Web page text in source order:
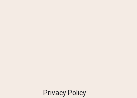
Privacy Policy